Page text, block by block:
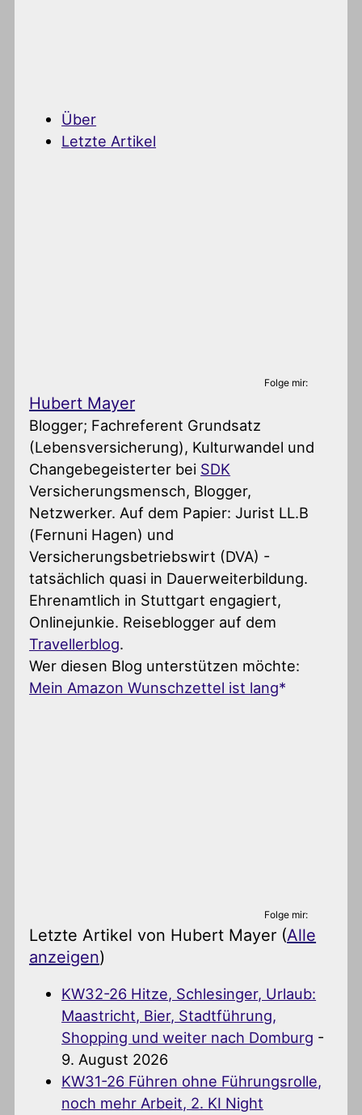
Über
Letzte Artikel
Folge mir:
Hubert Mayer
Blogger; Fachreferent Grundsatz
(Lebensversicherung), Kulturwandel und
Changebegeisterter bei SDK
Versicherungsmensch, Blogger,
Netzwerker. Auf dem Papier: Jurist LL.B
(Fernuni Hagen) und
Versicherungsbetriebswirt (DVA) -
tatsächlich quasi in Dauerweiterbildung.
Ehrenamtlich in Stuttgart engagiert,
Onlinejunkie. Reiseblogger auf dem
Travellerblog.
Wer diesen Blog unterstützen möchte:
Mein Amazon Wunschzettel ist lang
Folge mir:
Letzte Artikel von Hubert Mayer (Alle
anzeigen)
KW32-26 Hitze, Schlesinger, Urlaub:
Maastricht, Bier, Stadtführung,
Shopping und weiter nach Domburg -
9. August 2026
KW31-26 Führen ohne Führungsrolle,
noch mehr Arbeit, 2. KI Night